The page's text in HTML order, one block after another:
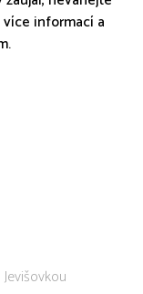
informací a